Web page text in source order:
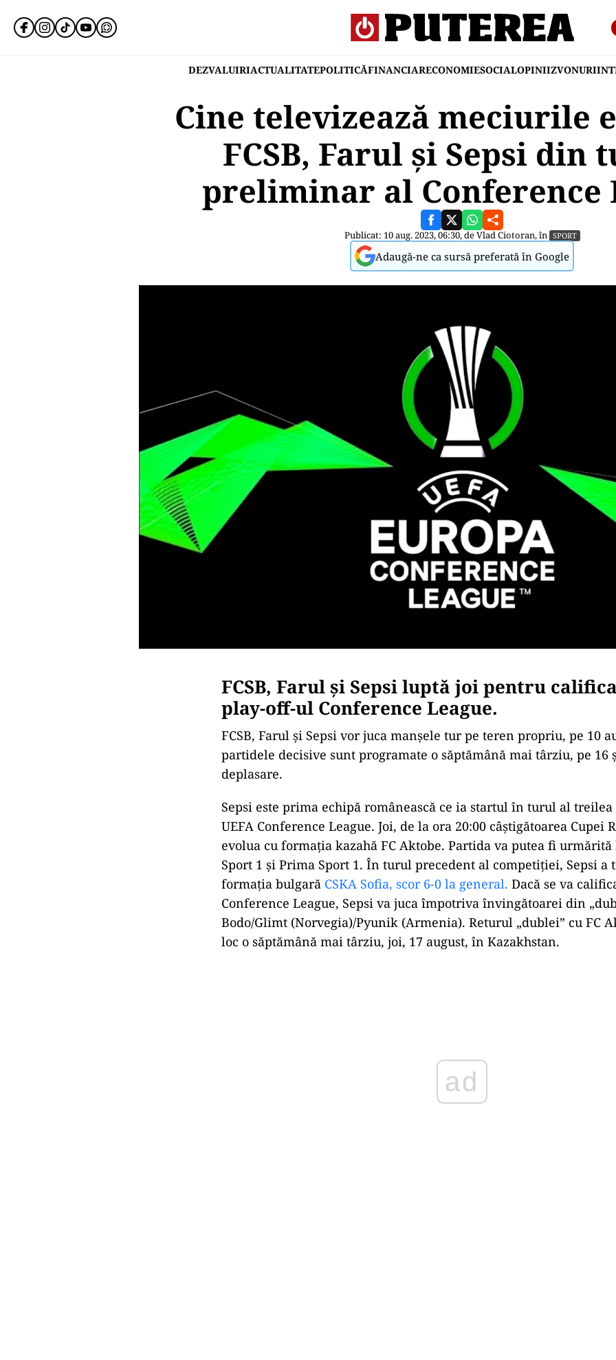
DEZVALUIRIACTUALITATEPOLITICĂFINANCIARECONOMIESOCIALOPINIIZVONURI
Cine televizează meciurile
FCSB, Farul și Sepsi din
preliminar al Conference
Publicat: 10 aug. 2023, 06:30, deVlad Ciotoran, în SPORT
Adaugă-ne ca sursă preferată în Google
FCSB, Farul și Sepsi luptă joi pentru
play-off-ul Conference League.
FCSB, Farul și Sepsi vor juca manșele tur pe teren propriu, pe 10
partidele decisive sunt programate o săptămână mai târziu, pe 16
deplasare.
Sepsi este prima echipă românească ce ia startul în turul al
UEFA Conference League. Joi, de la ora 20:00 câștigătoarea Cupei
evolua cu formația kazahă FC Aktobe. Partida va putea fi urmărită
Sport 1 și Prima Sport 1. În turul precedent al competiției, Sepsi a
formația bulgară CSKA Sofia, scor 6-0 la general. Dacă se va
Conference League, Sepsi va juca împotriva învingătoarei din
Bodo/Glimt (Norvegia)/Pyunik (Armenia). Returul „dublei” cu FC
loc o săptămână mai târziu, joi, 17 august, în Kazakhstan.